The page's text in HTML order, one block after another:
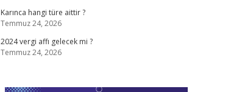
Karınca hangi türe aittir ?
Temmuz 24, 2026
2024 vergi affı gelecek mi ?
Temmuz 24, 2026